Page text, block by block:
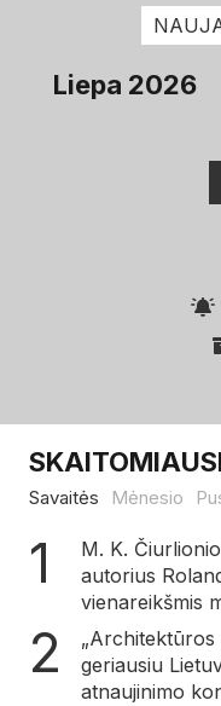
Liepa 2026
Savaitės Mėnesio
M. K.
autorius
vienareikšmis
„Architektūros
geriausiu
atnaujinimo